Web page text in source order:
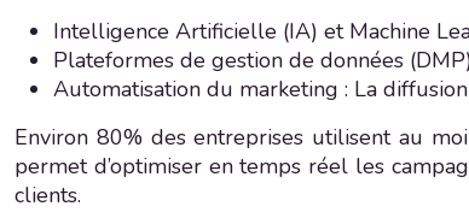
Intelligence Artificielle (IA) et Machine
Plateformes de gestion de données
Automatisation du marketing : La
Environ 80% des entreprises utilisent au
permet d’optimiser en temps réel les
clients.